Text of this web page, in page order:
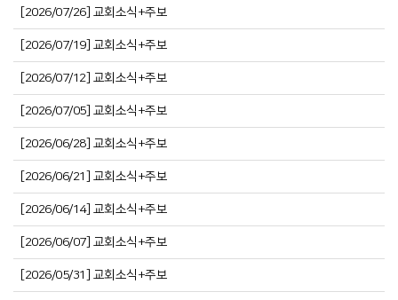
[2026/07/26] 교회소식+주보
[2026/07/19] 교회소식+주보
[2026/07/12] 교회소식+주보
[2026/07/05] 교회소식+주보
[2026/06/28] 교회소식+주보
[2026/06/21] 교회소식+주보
[2026/06/14] 교회소식+주보
[2026/06/07] 교회소식+주보
[2026/05/31] 교회소식+주보